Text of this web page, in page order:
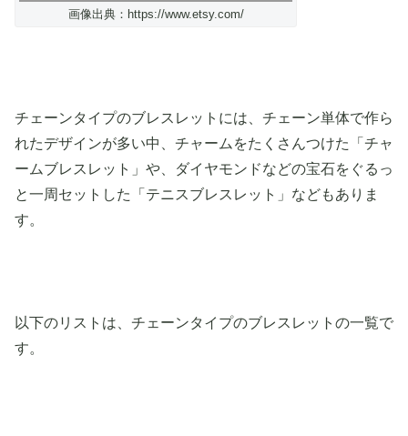
画像出典：https://www.etsy.com/
チェーンタイプのブレスレットには、チェーン単体で作ら
れたデザインが多い中、チャームをたくさんつけた「チャ
ームブレスレット」や、ダイヤモンドなどの宝石をぐるっ
と一周セットした「テニスブレスレット」などもありま
す。
以下のリストは、チェーンタイプのブレスレットの一覧で
す。